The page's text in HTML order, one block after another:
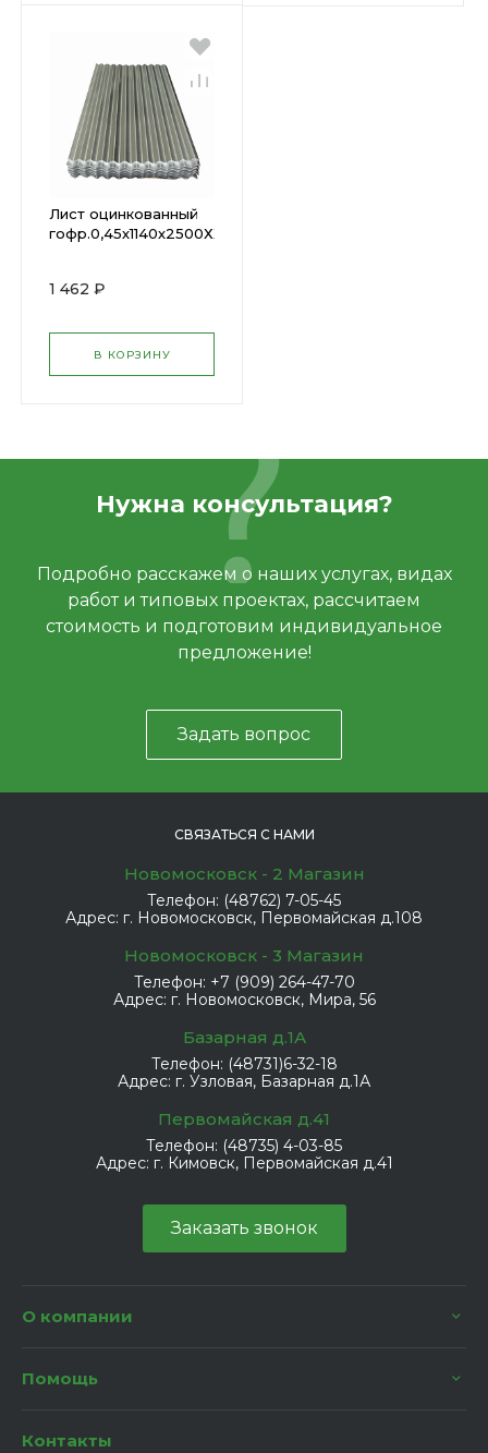
Лист оцинкованный
гофр.0,45х1140х2500ХХХ
1 462 ₽
В КОРЗИНУ
Нужна консультация?
Подробно расскажем о наших услугах, видах
работ и типовых проектах, рассчитаем
стоимость и подготовим индивидуальное
предложение!
Задать вопрос
СВЯЗАТЬСЯ С НАМИ
Новомосковск - 2 Магазин
Телефон: (48762) 7-05-45
Адрес: г. Новомосковск, Первомайская д.108
Новомосковск - 3 Магазин
Телефон: +7 (909) 264-47-70
Адрес: г. Новомосковск, Мира, 56
Базарная д.1А
Телефон: (48731)6-32-18
Адрес: г. Узловая, Базарная д.1А
Первомайская д.41
Телефон: (48735) 4-03-85
Адрес: г. Кимовск, Первомайская д.41
Заказать звонок
О компании
Помощь
Контакты